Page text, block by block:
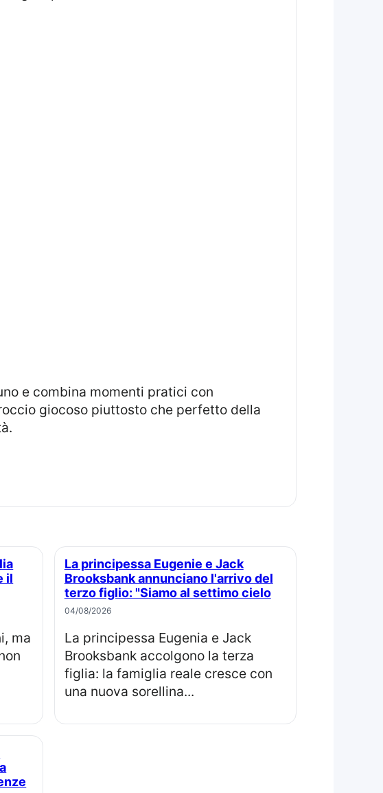
giocoso piuttosto che perfetto della
il
La principessa Eugenie e Jack
Brooksbank annunciano l'arrivo del
terzo figlio: "Siamo al settimo cielo
04/08/2026
La principessa Eugenia e Jack
Brooksbank accolgono la terza
figlia: la famiglia reale cresce con
una nuova sorellina...